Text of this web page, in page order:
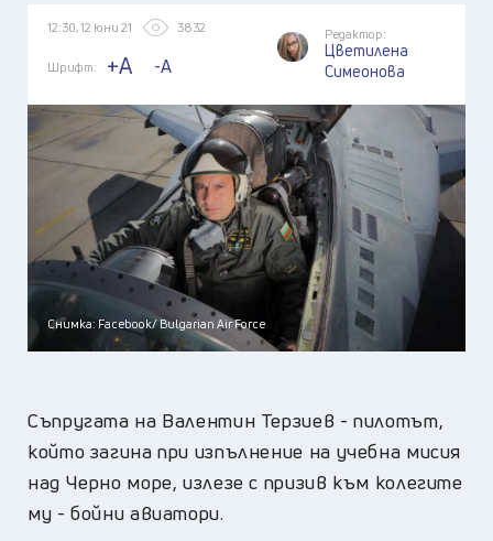
12:30, 12 юни 21 3832
Шрифт: +A -A
Редактор:
Цветилена
Симеонова
Снимка: Facebook/ Bulgarian Air Force
Съпругата на Валентин Терзиев - пилотът,
който загина при изпълнение на учебна мисия
над Черно море, излезе с призив към колегите
му - бойни авиатори.